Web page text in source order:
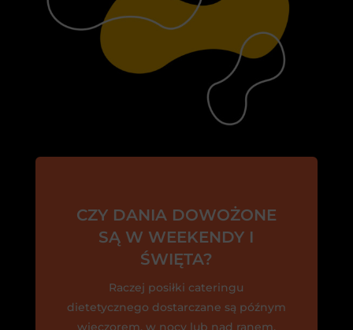
CZY DANIA DOWOŻONE
SĄ W WEEKENDY I
ŚWIĘTA?
Raczej posiłki cateringu
dietetycznego dostarczane są późnym
wieczorem, w nocy lub nad ranem.